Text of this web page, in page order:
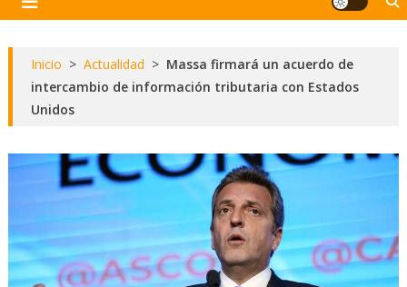
Inicio > Actualidad > Massa firmará un acuerdo de
intercambio de información tributaria con Estados
Unidos